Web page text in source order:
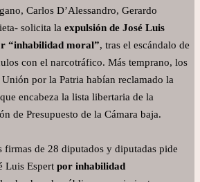
Carlos D’Alessandro, Gerardo
solicita la expulsión de José Luis
“inhabilidad moral”, tras el escándalo de
con el narcotráfico. Más temprano, los
por la Patria habían reclamado la
encabeza la lista libertaria de la
de Presupuesto de la Cámara baja.
firmas de 28 diputados y diputadas pide
Luis Espert por inhabilidad